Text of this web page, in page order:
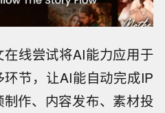
线尝试将AI能力应用于
节，让AI能自动完成IP
作、内容发布、素材投